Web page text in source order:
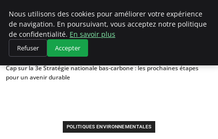
Climategatecountryclub.com
Accueil
Politiques environnementales
Cap sur la 3e Stratégie nationale bas-carbone : les prochaines étapes
pour un avenir durable
POLITIQUES ENVIRONNEMENTALES
Nous utilisons des cookies pour améliorer votre expérience
de navigation. En poursuivant, vous acceptez notre politique
de confidentialité. En savoir plus
Refuser Accepter